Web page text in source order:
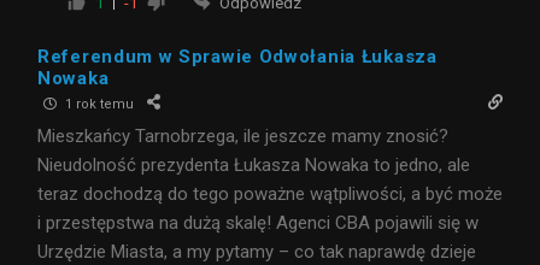
Referendum w Sprawie Odwołania Łukasza
Nowaka
1 rok temu
Mieszkańcy Tarnobrzega, ile jeszcze mamy znosić?
Nieudolność prezydenta Łukasza Nowaka to jedno, ale
teraz dochodzą do tego poważne wątpliwości, a być może
i przestępstwa na dużą skalę! Agenci CBA pojawili się w
Urzędzie Miasta, a my pytamy – co tak naprawdę dzieje